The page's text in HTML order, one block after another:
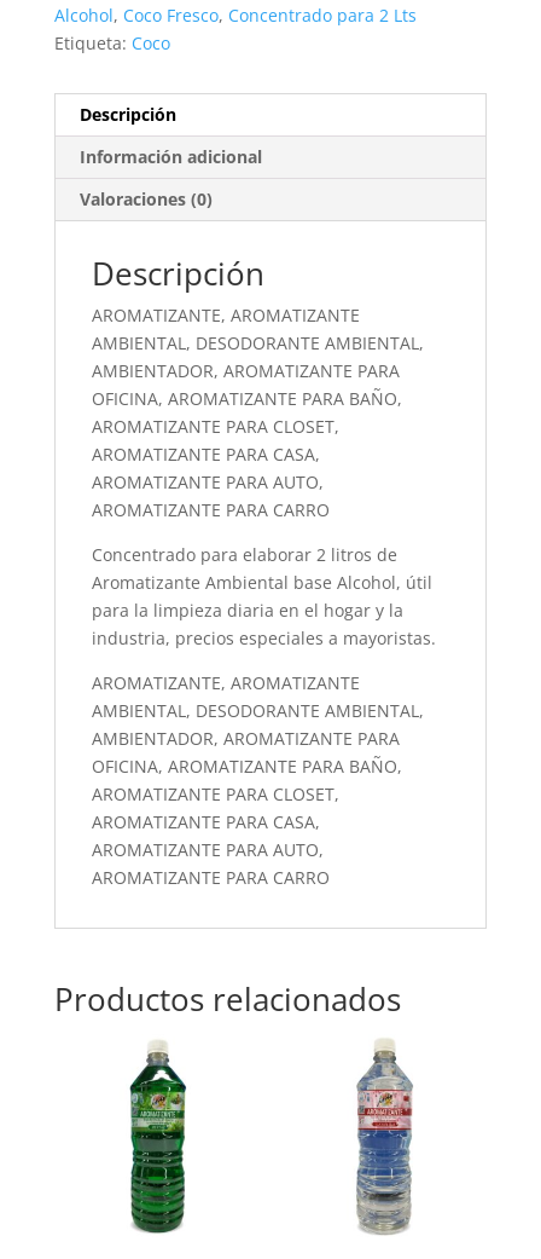
Alcohol, Coco Fresco, Concentrado para 2 Lts
Etiqueta: Coco
Descripción
Información adicional
Valoraciones (0)
Descripción
AROMATIZANTE, AROMATIZANTE
AMBIENTAL, DESODORANTE AMBIENTAL,
AMBIENTADOR, AROMATIZANTE PARA
OFICINA, AROMATIZANTE PARA BAÑO,
AROMATIZANTE PARA CLOSET,
AROMATIZANTE PARA CASA,
AROMATIZANTE PARA AUTO,
AROMATIZANTE PARA CARRO
Concentrado para elaborar 2 litros de
Aromatizante Ambiental base Alcohol, útil
para la limpieza diaria en el hogar y la
industria, precios especiales a mayoristas.
AROMATIZANTE, AROMATIZANTE
AMBIENTAL, DESODORANTE AMBIENTAL,
AMBIENTADOR, AROMATIZANTE PARA
OFICINA, AROMATIZANTE PARA BAÑO,
AROMATIZANTE PARA CLOSET,
AROMATIZANTE PARA CASA,
AROMATIZANTE PARA AUTO,
AROMATIZANTE PARA CARRO
Productos relacionados